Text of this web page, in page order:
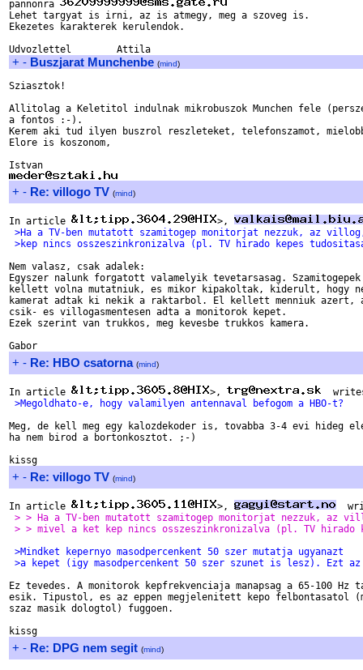
pannonra
Lehet targyat is irni, az is atmegy, meg a szoveg is.
Ekezetes karakterek kerulendok.
+ - Buszjarat Munchenbe (mind)
Sziasztok!
Allitolag a Keletitol indulnak mikrobuszok Munchen fele
a fontos :-).
Kerem aki tud ilyen buszrol reszleteket, telefonszamot,
Elore is koszonom,
+ - Re: villogo TV (mind)
In article
>,
>Ha a TV-ben mutatott szamitogep monitorjat nezzuk, az
>kep nincs osszeszinkronizalva (pl. TV hirado kepes
Nem valasz, csak adalek:
Egyszer nalunk forgatott valamelyik tevetarsasag.
kellett volna mutatniuk, es mikor kipakoltak, kiderult, hogy
kamerat adtak ki nekik a raktarbol. El kellett menniuk azert,
csik- es villogasmentesen adta a monitorok kepet.
Ezek szerint van trukkos, meg kevesbe trukkos kamera.
+ - Re: HBO csatorna (mind)
In article
>,
>Megoldhato-e, hogy valamilyen antennaval befogom a HBO-t?
Meg, de kell meg egy kalozdekoder is, tovabba 3-4 evi hideg
ha nem birod a bortonkosztot. ;-)
+ - Re: villogo TV (mind)
In article
>,
> > Ha a TV-ben mutatott szamitogep monitorjat nezzuk, az
> > mivel a ket kep nincs osszeszinkronizalva (pl. TV hirado
>Mindket kepernyo masodpercenkent 50 szer mutatja ugyanazt
>a kepet (igy masodpercenkent 50 szer szunet is lesz). Ezt az
Ez tevedes. A monitorok kepfrekvenciaja manapsag a 65-100 Hz
esik. Tipustol, es az eppen megjelenitett kepo felbontasatol
szaz masik dologtol) fuggoen.
+ - Re: DPG nem segit (mind)